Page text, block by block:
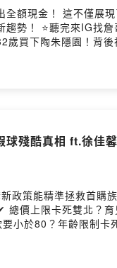
額現金！ 這不僅展
⭐聽完來IG找詹哥聊
買下陶朱隱園！背
殘酷真相 ft.徐佳
政策能精準拯救首購
小於80？年齡限制